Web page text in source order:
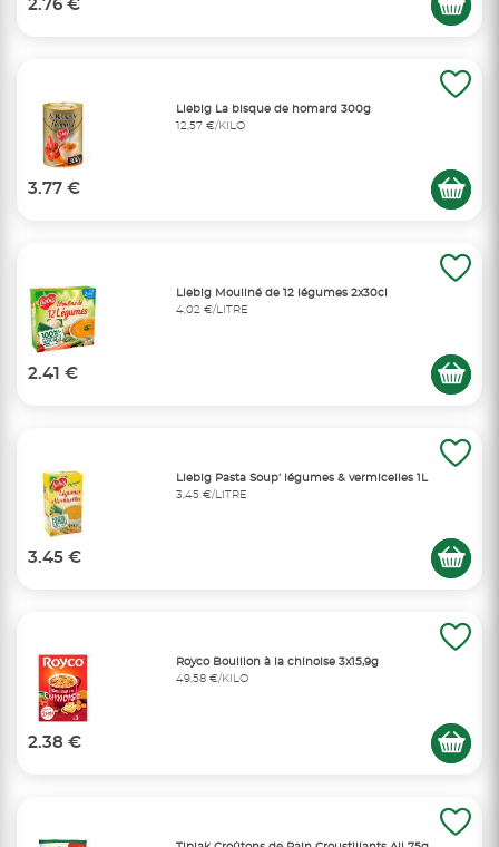
2.76 €
Liebig La bisque de homard 300g
12,57 €/KILO
3.77 €
Liebig Mouliné de 12 légumes 2x30cl
4,02 €/LITRE
2.41 €
Liebig Pasta Soup’ légumes & vermicelles 1L
3,45 €/LITRE
3.45 €
Royco Bouillon à la chinoise 3x15,9g
49,58 €/KILO
2.38 €